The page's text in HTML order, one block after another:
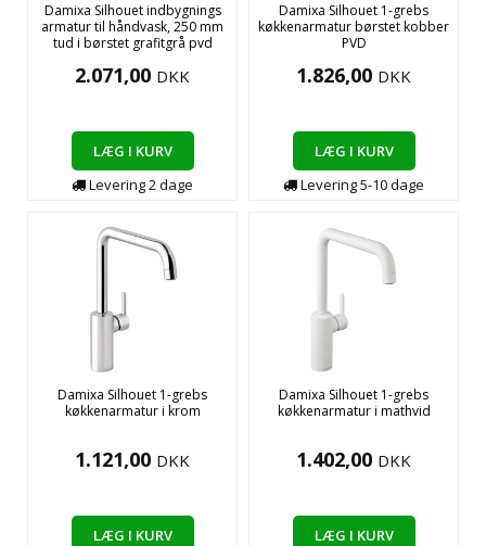
Damixa Silhouet indbygnings
armatur til håndvask, 250 mm
tud i børstet grafitgrå pvd
2.071,00 DKK
LÆG I KURV
Levering2dage
Damixa Silhouet 1-grebs
køkkenarmatur børstet kobber
PVD
1.826,00 DKK
LÆG I KURV
Levering5-10dage
Damixa Silhouet 1-grebs
køkkenarmatur i krom
1.121,00 DKK
LÆG I KURV
Damixa Silhouet 1-grebs
køkkenarmatur i mathvid
1.402,00 DKK
LÆG I KURV